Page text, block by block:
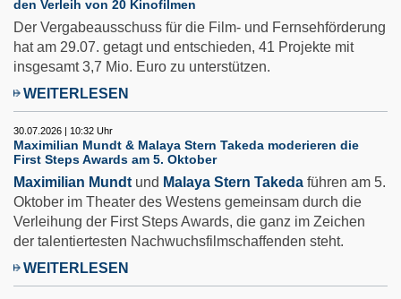
den Verleih von 20 Kinofilmen
Der Vergabeausschuss für die Film- und Fernsehförderung
hat am 29.07. getagt und entschieden, 41 Projekte mit
insgesamt 3,7 Mio. Euro zu unterstützen.
WEITERLESEN
30.07.2026 | 10:32 Uhr
Maximilian Mundt & Malaya Stern Takeda moderieren die
First Steps Awards am 5. Oktober
Maximilian Mundt und Malaya Stern Takeda führen am 5.
Oktober im Theater des Westens gemeinsam durch die
Verleihung der First Steps Awards, die ganz im Zeichen
der talentiertesten Nachwuchsfilmschaffenden steht.
WEITERLESEN